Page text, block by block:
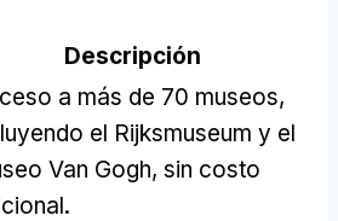
Descripción
a más de 70 museos,
el Rijksmuseum y el
Van Gogh, sin costo